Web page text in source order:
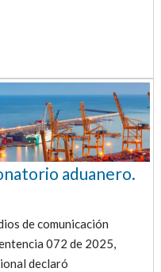
aduanero.
de comunicación
072 de 2025,
declaró